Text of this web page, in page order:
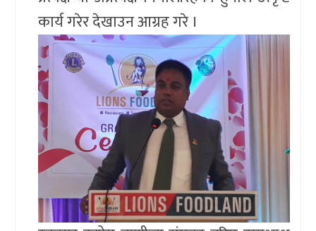
कार्य गरेर देखाउन आग्रह गरे ।